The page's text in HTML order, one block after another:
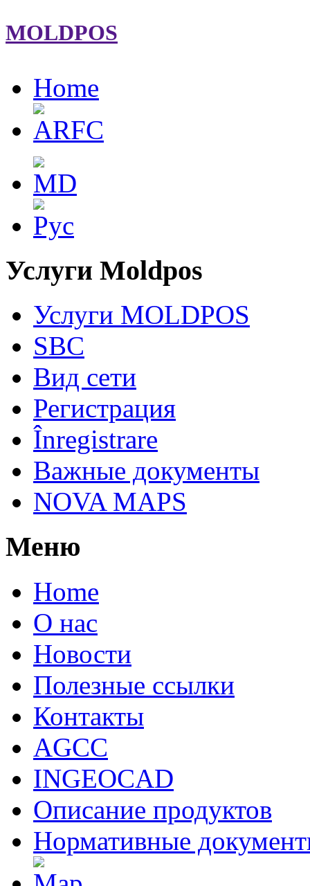
MOLDPOS
Home
Услуги Moldpos
Услуги MOLDPOS
SBC
Вид cети
Регистрация
Înregistrare
Важные документы
NOVA MAPS
Меню
Home
О нас
Новости
Полезные ссылки
Контакты
AGCC
INGEOCAD
Описание продуктов
Нормативные